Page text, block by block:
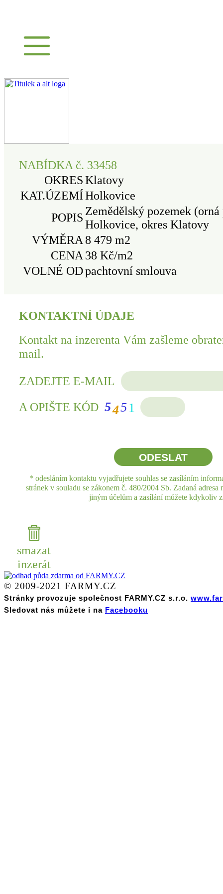
NABÍDKA č. 33458
OKRESKlatovy
KAT.ÚZEMÍHolkovice
POPIS Zemědělský pozemek (orná
Holkovice, okres Klatovy
VÝMĚRA 8 479 m2
CENA 38 Kč/m2
VOLNÉ ODpachtovní smlouva
KONTAKTNÍ ÚDAJE
Kontakt na inzerenta Vám zašleme
mail.
ZADEJTE E-MAIL
A OPIŠTE KÓD 5451
* odesláním kontaktu vyjadřujete souhlas se zasíláním
stránek v souladu se zákonem č. 480/2004 Sb. Zadaná
jiným účelům a zasílání můžete kdykoliv
smazat
inzerát
© 2009-2021 FARMY.CZ
Stránky provozuje společnost FARMY.CZ s.r.o.
Sledovat nás můžete i na Facebooku